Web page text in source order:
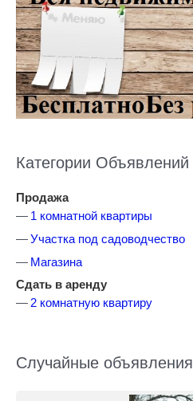
Категории Объявлений
Продажа
1 комнатной квартиры
Участка под садоводчество
Магазина
Сдать в аренду
2 комнатную квартиру
Случайные объявления